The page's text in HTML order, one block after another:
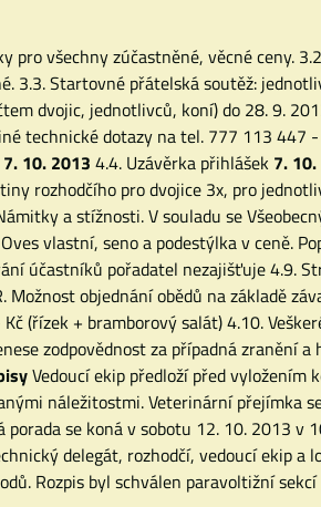
všechny zúčastněné, věcné ceny.
3.3. Startovné přátelská soutěž:
dvojic, jednotlivců, koní) do 28. 9.
technické dotazy na tel. 777 113 447 -
10. 2013 4.4. Uzávěrka přihlášek 7.
rozhodčího pro dvojice 3x, pro
a stížnosti. V souladu se
vlastní, seno a podestýlka v ceně.
účastníků pořadatel nezajišťuje 4.9.
objednání obědů na základě
Kč (řízek + bramborový salát) 4.10.
zodpovědnost za případná zranění a
Vedoucí ekip předloží před vyložením
náležitostmi. Veterinární přejímka
porada se koná v sobotu 12. 10. 2013 v
delegát, rozhodčí, vedoucí ekip a
Rozpis byl schválen paravoltižní sekcí